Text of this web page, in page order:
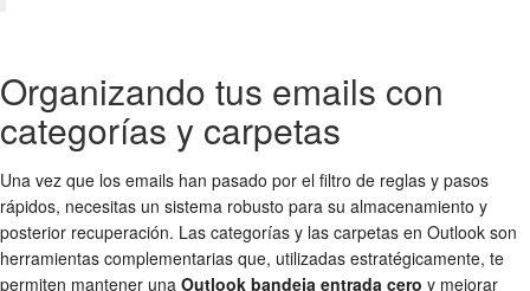
Organizando tus emails con
categorías y carpetas
Una vez que los emails han pasado por el filtro de reglas y pasos
rápidos, necesitas un sistema robusto para su almacenamiento y
posterior recuperación. Las categorías y las carpetas en Outlook son
herramientas complementarias que, utilizadas estratégicamente, te
permiten mantener una Outlook bandeja entrada cero y mejorar